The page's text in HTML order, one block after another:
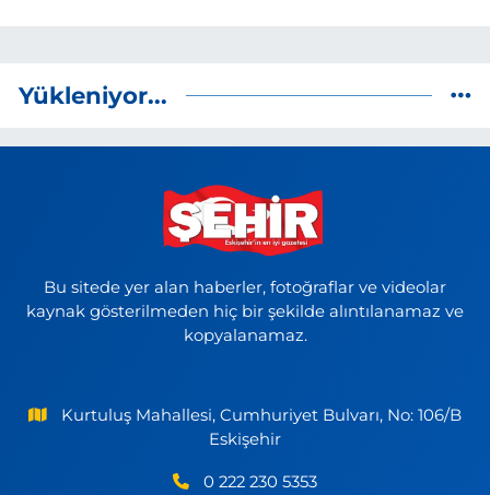
Yükleniyor...
Bu sitede yer alan haberler, fotoğraflar ve videolar
kaynak gösterilmeden hiç bir şekilde alıntılanamaz ve
kopyalanamaz.
Kurtuluş Mahallesi, Cumhuriyet Bulvarı, No: 106/B
Eskişehir
0 222 230 5353